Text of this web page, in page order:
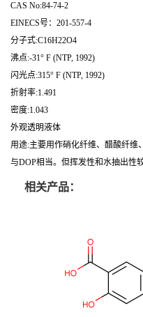
CAS No:84-74-2
EINECS号：201-557-4
分子式:C16H22O4
沸点:-31° F (NTP, 1992)
闪光点:315° F (NTP, 1992)
折射率:1.491
密度:1.043
外观透明液体
用途:主要用作硝化纤维、醋酸纤维
与DOP相当。但挥发性和水抽出性
相关产品：